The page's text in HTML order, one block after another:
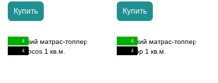
Купить Купить
4
4
4
4